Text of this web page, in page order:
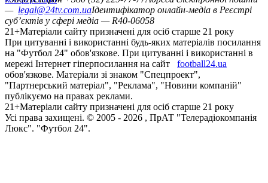
— legal@24tv.com.uaІдентифікатор онлайн-медіа в Реєстрі
суб’єктів у сфері медіа — R40-06058
21+Матеріали сайту призначені для осіб старше 21 року
При цитуванні і використанні будь-яких матеріалів посилання
на "Футбол 24" обов'язкове. При цитуванні і використанні в
мережі Інтернет гіперпосилання на сайт
football24.ua
обов'язкове. Матеріали зі знаком "Спецпроект",
"Партнерський матеріал", "Реклама", "Новини компаній"
публікуємо на правах реклами.
21+Матеріали сайту призначені для осіб старше 21 року
Усi права захищенi. © 2005 - 2026 , ПрАТ "Телерадіокомпанія
Люкс". "Футбол 24".